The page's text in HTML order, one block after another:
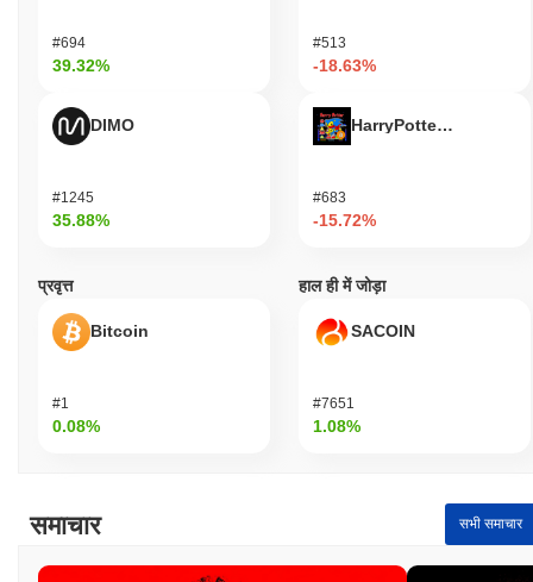
#694
39.32%
DIMO
#1245
35.88%
#513
-18.63%
#683
-15.72%
प्रवृत्त
Bitcoin
#1
0.08%
हाल ही में जोड़ा
SACOIN
#7651
1.08%
समाचार सभी समाचार